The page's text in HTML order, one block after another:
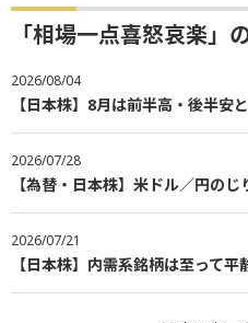
「相場一点喜怒哀楽」
2026/08/04
【日本株】8月は前半高・後半安
2026/07/28
【為替・日本株】米ドル／円の
2026/07/21
【日本株】内需系銘柄は至って平